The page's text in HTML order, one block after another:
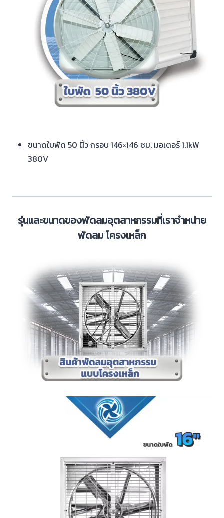
ขนาดใบพัด 50 นิ้ว กรอบ 146×146 ซม. มอเตอร์ 1.1kW
380V
รุ่นและขนาดของพัดลมอุตสาหกรรมที่เราจำหน่าย
พัดลม โครงเหล็ก